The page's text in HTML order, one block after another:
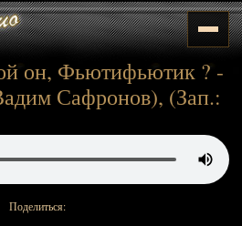
он, Фьютифьютик ? -
Сафронов), (Зап.:
Поделиться: